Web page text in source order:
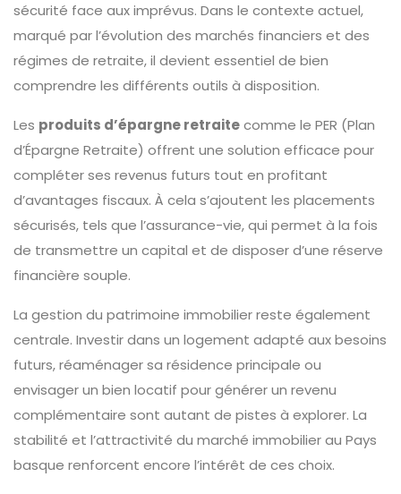
sécurité face aux imprévus. Dans le contexte actuel,
marqué par l’évolution des marchés financiers et des
régimes de retraite, il devient essentiel de bien
comprendre les différents outils à disposition.
Les produits d’épargne retraitecomme le PER (Plan
d’Épargne Retraite) offrent une solution efficace pour
compléter ses revenus futurs tout en profitant
d’avantages fiscaux. À cela s’ajoutent les placements
sécurisés, tels que l’assurance-vie, qui permet à la fois
de transmettre un capital et de disposer d’une réserve
financière souple.
La gestion du patrimoine immobilier reste également
centrale. Investir dans un logement adapté aux besoins
futurs, réaménager sa résidence principale ou
envisager un bien locatif pour générer un revenu
complémentaire sont autant de pistes à explorer. La
stabilité et l’attractivité du marché immobilier au Pays
basque renforcent encore l’intérêt de ces choix.